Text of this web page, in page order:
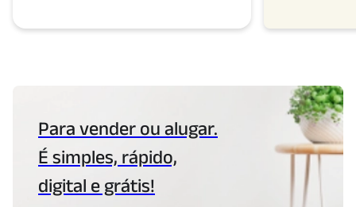
Para vender ou alugar.
É simples, rápido,
digital e grátis!